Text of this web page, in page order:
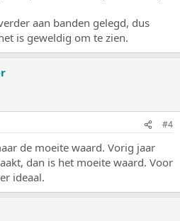
aan banden gelegd, dus
is geweldig om te zien.
#4
de moeite waard. Vorig jaar
dan is het moeite waard. Voor
ideaal.